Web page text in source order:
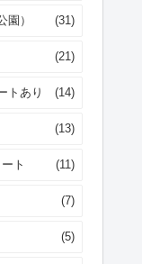
園） (31)
(21)
トあり (14)
(13)
ト (11)
(7)
(5)